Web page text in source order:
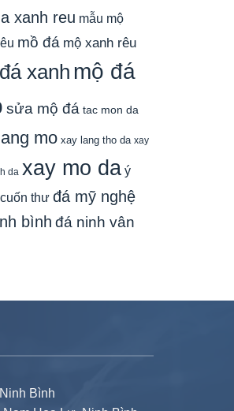
xanh reu mẫu mộ
mồ đá mộ xanh rêu
xanh mộ đá
sửa mộ đá tac mon da
mo xay lang tho da xay
da xay mo da ý
thư đá mỹ nghệ
bình đá ninh vân
Bình